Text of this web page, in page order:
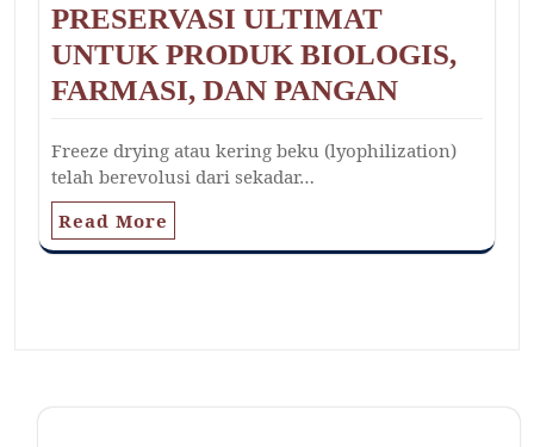
PRESERVASI ULTIMAT
UNTUK PRODUK BIOLOGIS,
FARMASI, DAN PANGAN
Freeze drying atau kering beku (lyophilization)
telah berevolusi dari sekadar…
Read More